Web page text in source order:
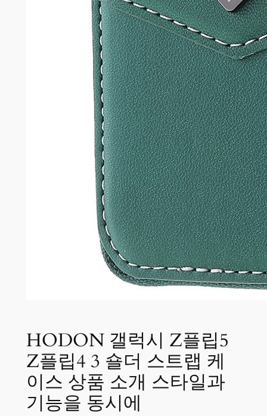
HODON 갤럭시 Z플립5
Z플립4 3 숄더 스트랩 케
이스 상품 소개 스타일과
기능을 동시에